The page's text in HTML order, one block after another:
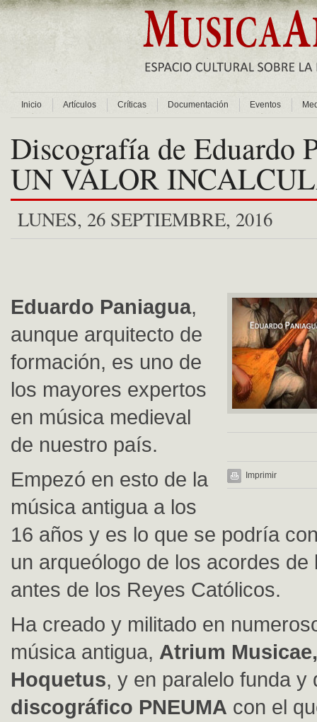
Inicio Artículos Críticas Documentación Eventos
Discografía de Eduardo
UN VALOR
LUNES, 26 SEPTIEMBRE, 2016
Imprimir
Eduardo Paniagua,
aunque arquitecto de
formación, es uno de
los mayores expertos
en música medieval
de nuestro país.
Empezó en esto de la
música antigua a los
16 años y es lo que se podría
un arqueólogo de los acordes de
antes de los Reyes Católicos.
Ha creado y militado en
música antigua, Atrium
Hoquetus, y en paralelo funda y
discográfico PNEUMA con el